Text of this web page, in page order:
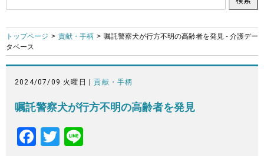
トップページ 貢献・手柄
嘱託警察犬が行方不明の高齢者を発見 - 介護デー
タベース
2024/07/09 火曜日 |貢献・手柄
嘱託警察犬が行方不明の高齢者を発見
F
T